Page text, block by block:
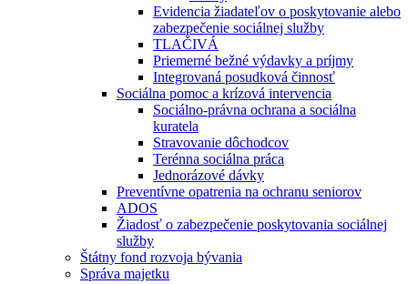
Evidencia žiadateľov o poskytovanie alebo
zabezpečenie sociálnej služby
TLAČIVÁ
Priemerné bežné výdavky a príjmy
Integrovaná posudková činnosť
Sociálna pomoc a krízová intervencia
Sociálno-právna ochrana a sociálna
kuratela
Stravovanie dôchodcov
Terénna sociálna práca
Jednorázové dávky
Preventívne opatrenia na ochranu seniorov
ADOS
Žiadosť o zabezpečenie poskytovania sociálnej
služby
Štátny fond rozvoja bývania
Správa majetku